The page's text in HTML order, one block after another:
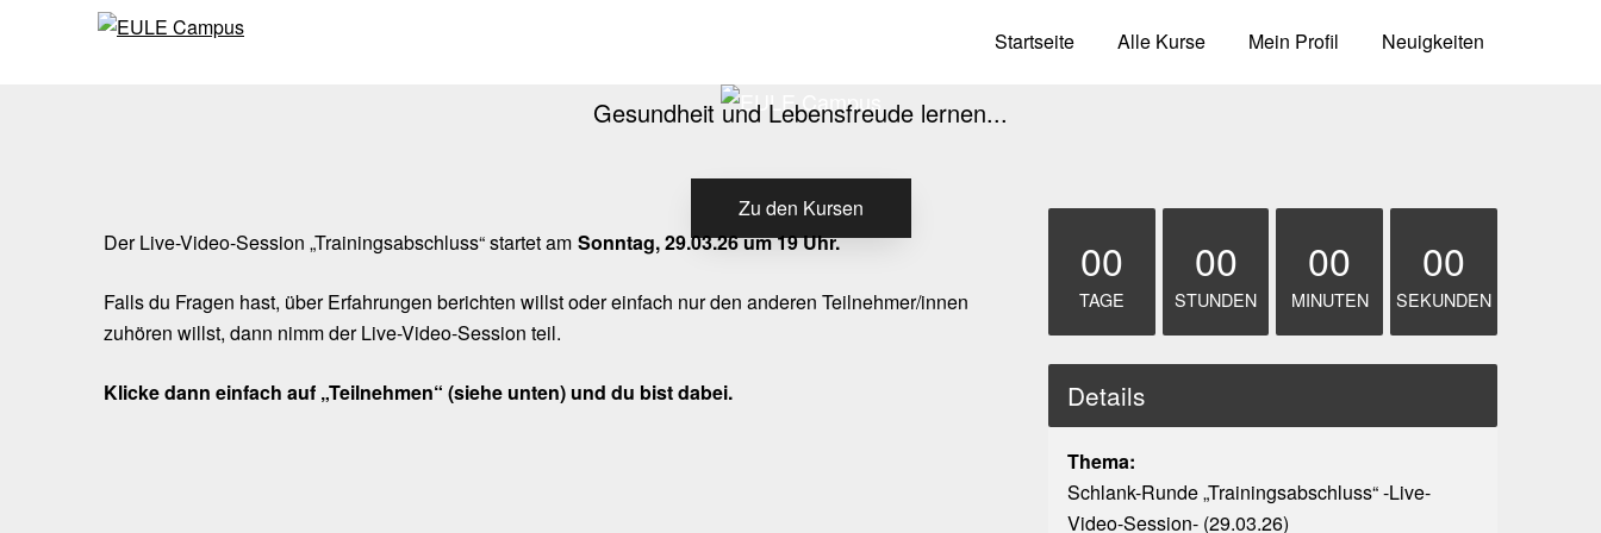
Startseite Alle Kurse Mein Profil Neuigkeiten
Gesundheit und Lebensfreude lernen...
Zu den Kursen
Der Live-Video-Session „Trainingsabschluss“ startet am Sonntag, 29.03.26 um 19 Uhr.
Falls du Fragen hast, über Erfahrungen berichten willst oder einfach nur den anderen Teilnehmer/innen
zuhören willst, dann nimm der Live-Video-Session teil.
Klicke dann einfach auf „Teilnehmen“ (siehe unten) und du bist dabei.
00
TAGE
00
STUNDEN
00
MINUTEN
00
SEKUNDEN
Details
Thema:
Schlank-Runde „Trainingsabschluss“ -Live-
Video-Session- (29.03.26)